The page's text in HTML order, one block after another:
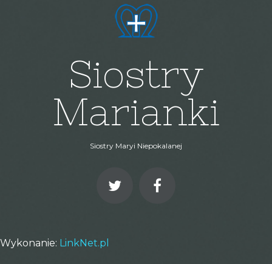
Siostry
Marianki
Siostry Maryi Niepokalanej
Wykonanie: LinkNet.pl